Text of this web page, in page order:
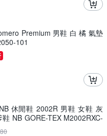
Premium 男鞋 白 橘 氣墊
101
休閒鞋 2002R 男鞋 女鞋 灰
NB GORE-TEX M2002RXC-